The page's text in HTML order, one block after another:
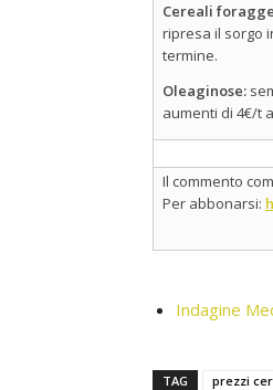
Cereali
ripresa il sorgo
termine.
Oleaginose:
aumenti di 4€/t
Il commento
Per abbonarsi:
Indagine
TAG prezzi